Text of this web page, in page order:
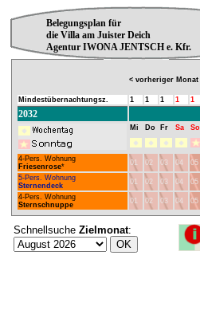
Belegungsplan für
die Villa am Juister Deich
Agentur IWONA JENTSCH e. Kfr.
< vorheriger Monat
Mindestübernachtungsz. 1 1 1 1 1
2032
Mi Do Fr Sa So
4-Pers. Wohnung
Friesenrose* 01 02 03 04 05
5-Pers. Wohnung
Sternendeck
01 02 03 04 05
4-Pers. Wohnung
Sternschnuppe
01 02 03 04 05
Schnellsuche Zielmonat: